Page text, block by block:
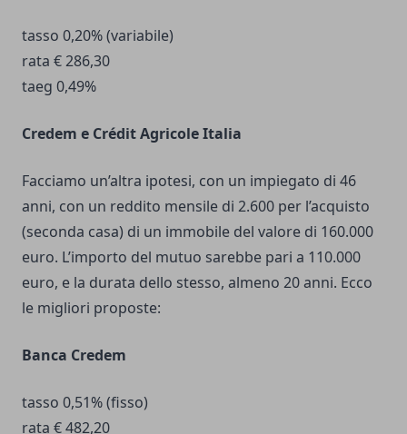
tasso 0,20% (variabile)
rata € 286,30
taeg 0,49%
Credem e Crédit Agricole Italia
Facciamo un’altra ipotesi, con un impiegato di 46
anni, con un reddito mensile di 2.600 per l’acquisto
(seconda casa) di un immobile del valore di 160.000
euro. L’importo del mutuo sarebbe pari a 110.000
euro, e la durata dello stesso, almeno 20 anni. Ecco
le migliori proposte:
Banca Credem
tasso 0,51% (fisso)
rata € 482,20